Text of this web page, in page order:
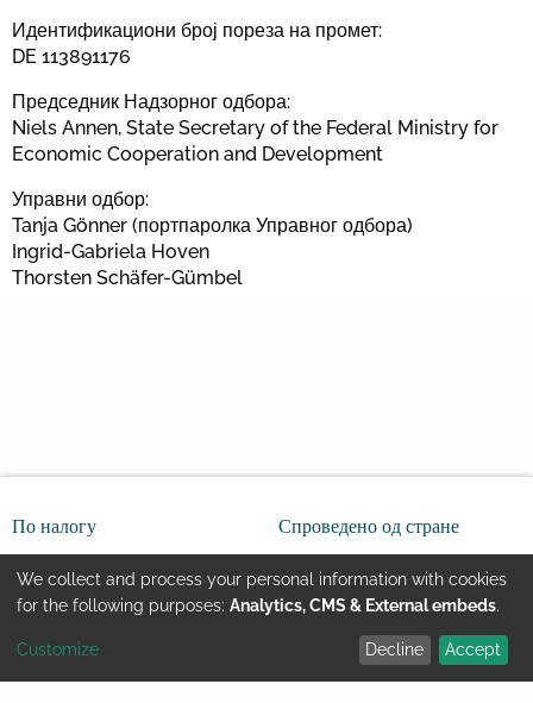
Идентификациони број пореза на промет:
DE 113891176
Председник Надзорног одбора:
Niels Annen, State Secretary of the Federal Ministry for
Economic Cooperation and Development
Управни одбор:
Tanja Gönner (портпаролка Управног одбора)
Ingrid-Gabriela Hoven
Thorsten Schäfer-Gümbel
По налогу Спроведено од стране
Правне напомене
Use
of
We collect and process your personal information with cookies
for the following purposes: Analytics, CMS & External embeds.
Customize Decline Accept